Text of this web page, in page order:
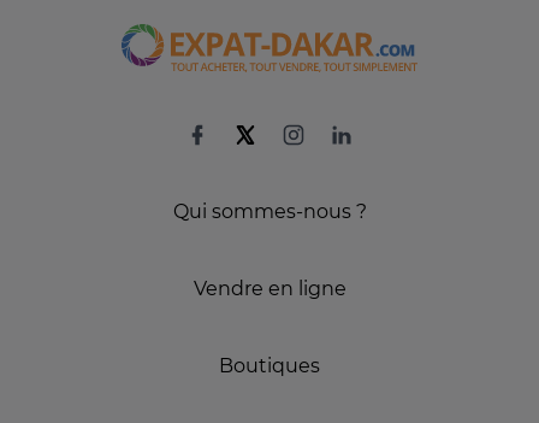
Qui sommes-nous ?
Vendre en ligne
Boutiques